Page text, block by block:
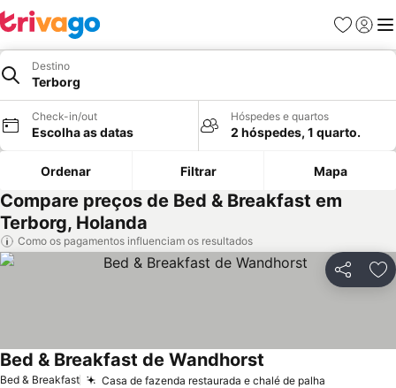
Favoritos
Iniciar
Destino
Terborg
Check-in/out
Escolha as datas
Hóspedes e quartos
2 hóspedes, 1 quarto.
Ordenar Filtrar Mapa
Compare preços de Bed & Breakfast em
Terborg, Holanda
Como os pagamentos influenciam os resultados
Partilhar
Bed & Breakfast Casa de fazenda restaurada e chalé de palha
Bed & Breakfast de Wandhorst